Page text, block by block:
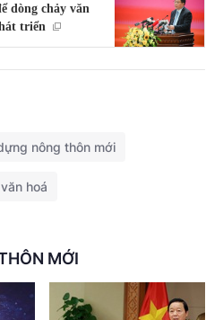
dòng chảy văn
triển
nông thôn mới
hoá
MỚI